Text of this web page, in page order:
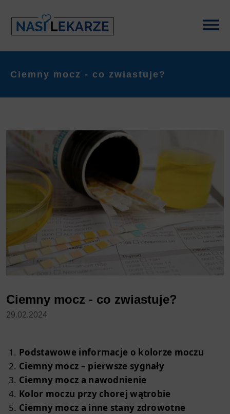
Ciemny mocz - co zwiastuje?
Ciemny mocz - co zwiastuje?
29.02.2024
Podstawowe informacje o kolorze moczu
Ciemny mocz – pierwsze sygnały
Ciemny mocz a nawodnienie
Kolor moczu przy chorej wątrobie
Ciemny mocz a inne stany zdrowotne